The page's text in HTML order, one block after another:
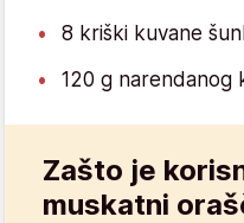
8 kriški kuvane
120 g narendanog
Zašto je
muskatni